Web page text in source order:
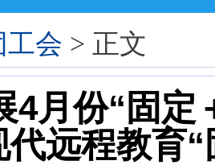
工会 > 正文
4月份“固定
代远程教育